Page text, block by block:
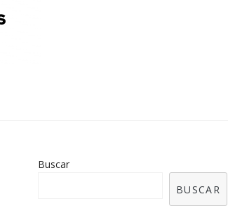
Buscar
BUSCAR